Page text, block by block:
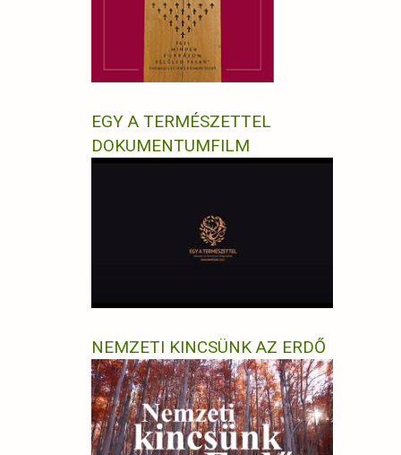
EGY A TERMÉSZETTEL
DOKUMENTUMFILM
NEMZETI KINCSÜNK AZ ERDŐ